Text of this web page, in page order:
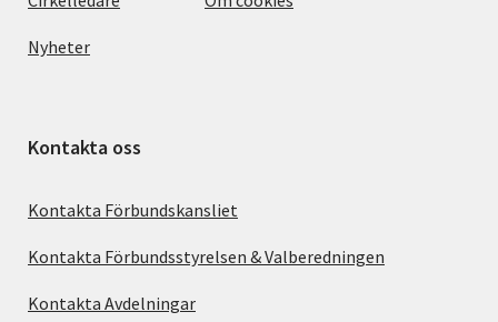
Nyheter
Kontakta oss
Kontakta Förbundskansliet
Kontakta Förbundsstyrelsen & Valberedningen
Kontakta Avdelningar